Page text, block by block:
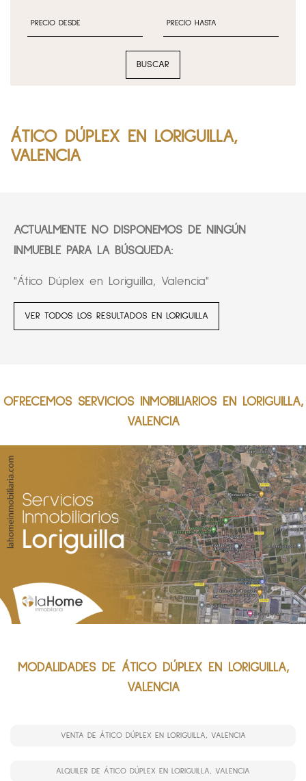
BUSCAR
ÁTICO DÚPLEX EN LORIGUILLA,
VALENCIA
ACTUALMENTE NO DISPONEMOS DE NINGÚN
INMUEBLE PARA LA BÚSQUEDA:
"Ático Dúplex en Loriguilla, Valencia"
VER TODOS LOS RESULTADOS EN LORIGUILLA
OFRECEMOS SERVICIOS INMOBILIARIOS EN LORIGUILLA,
VALENCIA
MODALIDADES DE ÁTICO DÚPLEX EN LORIGUILLA,
VALENCIA
VENTA DE ÁTICO DÚPLEX EN LORIGUILLA, VALENCIA
ALQUILER DE ÁTICO DÚPLEX EN LORIGUILLA, VALENCIA